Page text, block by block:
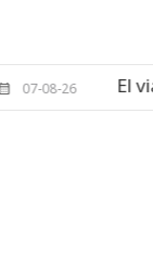
08-26 El